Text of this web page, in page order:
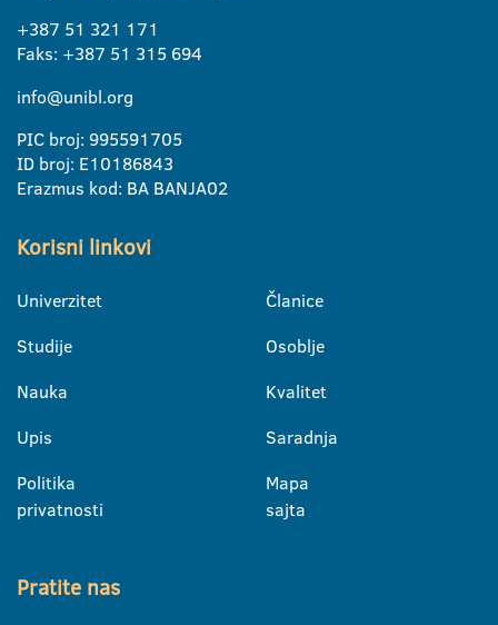
+387 51 321 171
Faks: +387 51 315 694
info@unibl.org
PIC broj: 995591705
ID broj: E10186843
Erazmus kod: BA BANJA02
Korisni linkovi
Univerzitet
Studije
Nauka
Upis
Politika
privatnosti
Članice
Osoblje
Kvalitet
Saradnja
Mapa
sajta
Pratite nas